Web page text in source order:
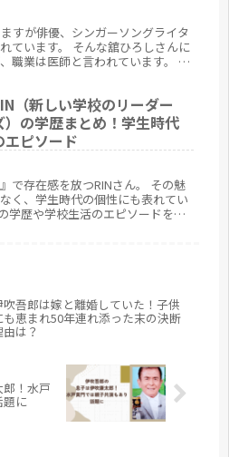
すが俳優、シンガーソングライタ
ています。 そんな舘ひろしさんに
職業は医師と言われています。 今
す。
（新しい学校のリーダー
）の学歴まとめ！学生時代
エピソード
で存在感を放つRINさん。 その魅
く、学生時代の個性にも表れてい
学歴や学校生活のエピソードをま
吹吾郎は嫁と離婚していた！子供
も恵まれ50年連れ添った末の決断
は？
！水戸
に